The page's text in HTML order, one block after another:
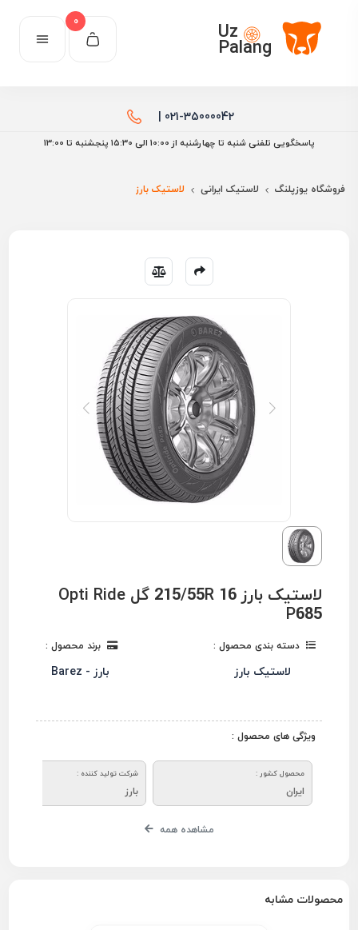
Uz
Palang
0
021-35000042 |
پاسخگویی تلفنی شنبه تا چهارشنبه از 10:00 الی ۱۵:30 پنجشنبه تا 13:00
فروشگاه یوزپلنگ لاستیک ایرانی لاستیک بارز
لاستیک بارز 215/55R 16 گل Opti Ride
P685
دسته بندی محصول :
لاستیک بارز
برند محصول :
بارز - Barez
ویژگی های محصول :
محصول کشور :
ایران
شرکت تولید کننده :
بارز
مشاهده همه
محصولات مشابه